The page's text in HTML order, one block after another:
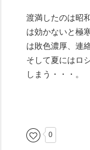
渡満したのは昭
は効かないと極
は敗色濃厚、連
そして夏にはロ
しまう・・・。
どんなに心細い
態をどう解釈し
0